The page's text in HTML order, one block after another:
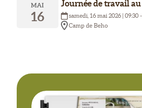
MAI
16
Journée de travail
samedi, 16 mai 2026 | 09:30
Camp de Beho